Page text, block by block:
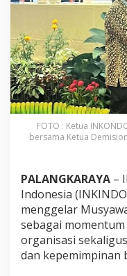
FOTO : Ketua
bersama Ketua
PALANGKARAYA –
Indonesia
menggelar
sebagai
organisasi
dan kepemimpinan